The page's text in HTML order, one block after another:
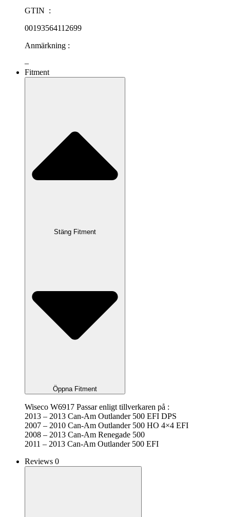
GTIN :
00193564112699
Anmärkning :
–
Fitment
Stäng Fitment
Öppna Fitment
Wiseco W6917 Passar enligt tillverkaren på :
2013 – 2013 Can-Am Outlander 500 EFI DPS
2007 – 2010 Can-Am Outlander 500 HO 4×4 EFI
2008 – 2013 Can-Am Renegade 500
2011 – 2013 Can-Am Outlander 500 EFI
Reviews 0